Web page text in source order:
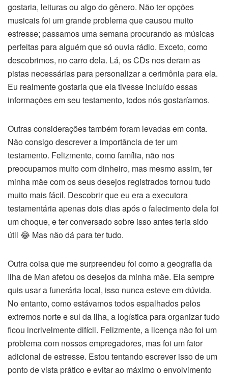
gostaria, leituras ou algo do gênero. Não ter opções
musicais foi um grande problema que causou muito
estresse; passamos uma semana procurando as músicas
perfeitas para alguém que só ouvia rádio. Exceto, como
descobrimos, no carro dela. Lá, os CDs nos deram as
pistas necessárias para personalizar a cerimônia para ela.
Eu realmente gostaria que ela tivesse incluído essas
informações em seu testamento, todos nós gostaríamos.
Outras considerações também foram levadas em conta.
Não consigo descrever a importância de ter um
testamento. Felizmente, como família, não nos
preocupamos muito com dinheiro, mas mesmo assim, ter
minha mãe com os seus desejos registrados tornou tudo
muito mais fácil. Descobrir que eu era a executora
testamentária apenas dois dias após o falecimento dela foi
um choque, e ter conversado sobre isso antes teria sido
útil 😂 Mas não dá para ter tudo.
Outra coisa que me surpreendeu foi como a geografia da
Ilha de Man afetou os desejos da minha mãe. Ela sempre
quis usar a funerária local, isso nunca esteve em dúvida.
No entanto, como estávamos todos espalhados pelos
extremos norte e sul da ilha, a logística para organizar tudo
ficou incrivelmente difícil. Felizmente, a licença não foi um
problema com nossos empregadores, mas foi um fator
adicional de estresse. Estou tentando escrever isso de um
ponto de vista prático e evitar ao máximo o envolvimento